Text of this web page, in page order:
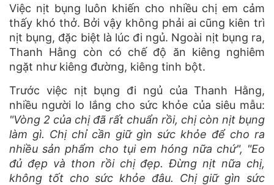
Việc nịt bụng luôn khiến cho nhiều chị em cảm
thấy khó thở. Bởi vậy không phải ai cũng kiên trì
nịt bụng, đặc biệt là lúc đi ngủ. Ngoài nịt bụng ra,
Thanh Hằng còn có chế độ ăn kiêng nghiêm
ngặt như kiêng đường, kiêng tinh bột.
Trước việc nịt bụng đi ngủ của Thanh Hằng,
nhiều người lo lắng cho sức khỏe của siêu mẫu:
"Vòng 2 của chị đã rất chuẩn rồi, chị còn nịt bụng
làm gì. Chị chỉ cần giữ gìn sức khỏe để cho ra
nhiều sản phẩm cho tụi em hóng nữa chứ", "Eo
đủ đẹp và thon rồi chị đẹp. Đừng nịt nữa chị,
không tốt cho sức khỏe đâu. Chị giữ gìn sức